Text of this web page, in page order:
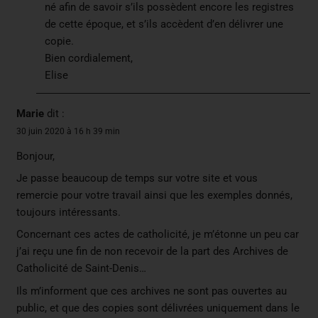
né afin de savoir s’ils possèdent encore les registres
de cette époque, et s’ils accèdent d’en délivrer une
copie.
Bien cordialement,
Elise
Marie dit :
30 juin 2020 à 16 h 39 min
Bonjour,
Je passe beaucoup de temps sur votre site et vous
remercie pour votre travail ainsi que les exemples donnés,
toujours intéressants.
Concernant ces actes de catholicité, je m’étonne un peu car
j’ai reçu une fin de non recevoir de la part des Archives de
Catholicité de Saint-Denis…
Ils m’informent que ces archives ne sont pas ouvertes au
public, et que des copies sont délivrées uniquement dans le